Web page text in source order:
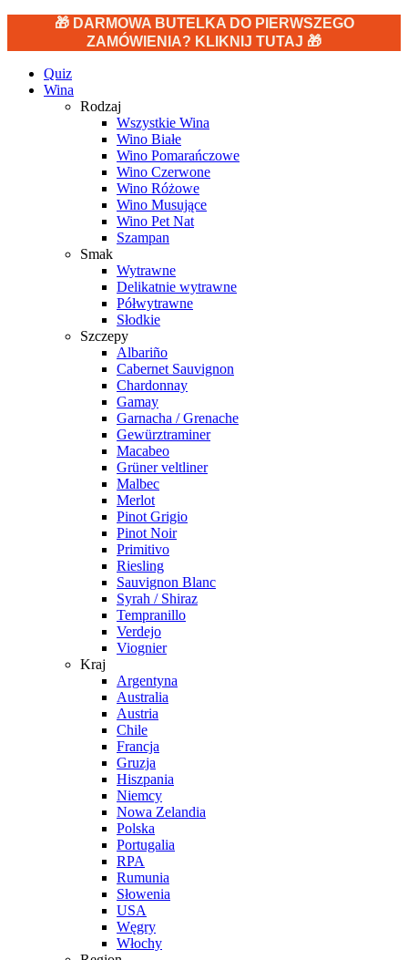
🎁 DARMOWA BUTELKA DO PIERWSZEGO
ZAMÓWIENIA? KLIKNIJ TUTAJ 🎁
Quiz
Wina
Rodzaj
Wszystkie Wina
Wino Białe
Wino Pomarańczowe
Wino Czerwone
Wino Różowe
Wino Musujące
Wino Pet Nat
Szampan
Smak
Wytrawne
Delikatnie wytrawne
Półwytrawne
Słodkie
Szczepy
Albariño
Cabernet Sauvignon
Chardonnay
Gamay
Garnacha / Grenache
Gewürztraminer
Macabeo
Grüner veltliner
Malbec
Merlot
Pinot Grigio
Pinot Noir
Primitivo
Riesling
Sauvignon Blanc
Syrah / Shiraz
Tempranillo
Verdejo
Viognier
Kraj
Argentyna
Australia
Austria
Chile
Francja
Gruzja
Hiszpania
Niemcy
Nowa Zelandia
Polska
Portugalia
RPA
Rumunia
Słowenia
USA
Węgry
Włochy